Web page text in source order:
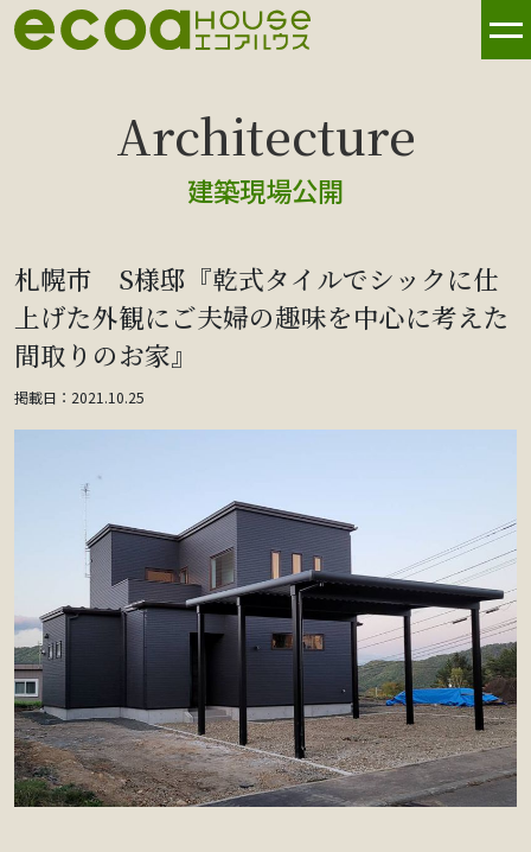
建築現場公開
札幌市 S様邸『乾式タイルでシックに仕
上げた外観にご夫婦の趣味を中心に考えた
間取りのお家』
掲載日：2021.10.25